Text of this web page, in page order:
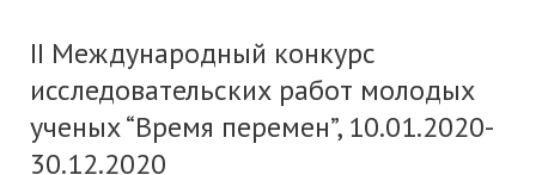
II Международный конкурс
исследовательских работ молодых
ученых “Время перемен”, 10.01.2020-
30.12.2020